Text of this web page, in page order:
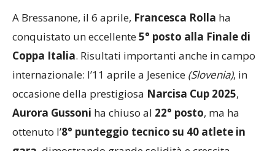
A Bressanone, il 6 aprile, Francesca Rolla ha
conquistato un eccellente
5° posto alla Finale di
Coppa Italia
. Risultati importanti anche in campo
internazionale: l’11 aprile a Jesenice
occasione della prestigiosa
Narcisa Cup 2025
ha chiuso al 22° posto
, ma ha
8° punteggio tecnico su 40 atlete in